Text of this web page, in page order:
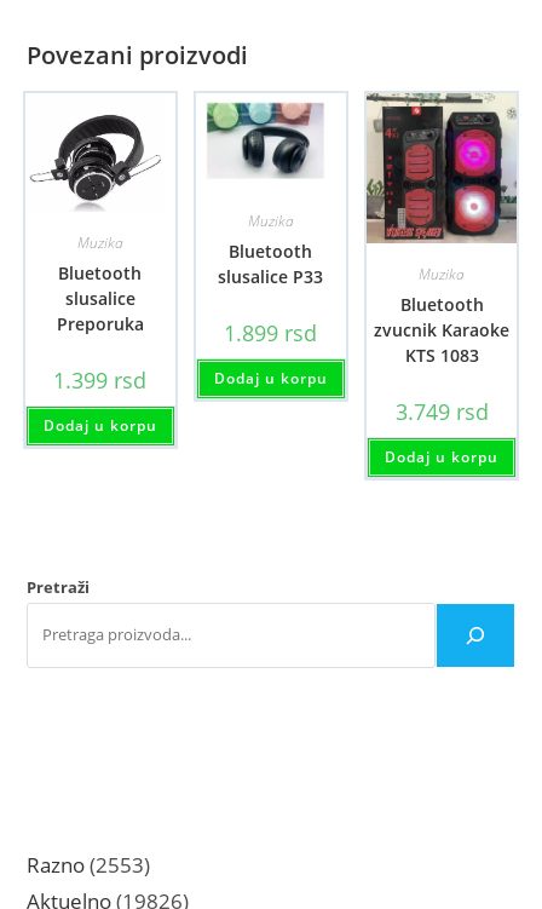
Povezani proizvodi
Muzika
Bluetooth
slusalice
Preporuka
1.399 rsd
Dodaj u korpu
Muzika
Bluetooth
slusalice P33
1.899 rsd
Dodaj u korpu
Muzika
Bluetooth
zvucnik Karaoke
KTS 1083
3.749 rsd
Dodaj u korpu
Pretraži
Razno 25532553
proizvoda
Aktuelno 1982619826